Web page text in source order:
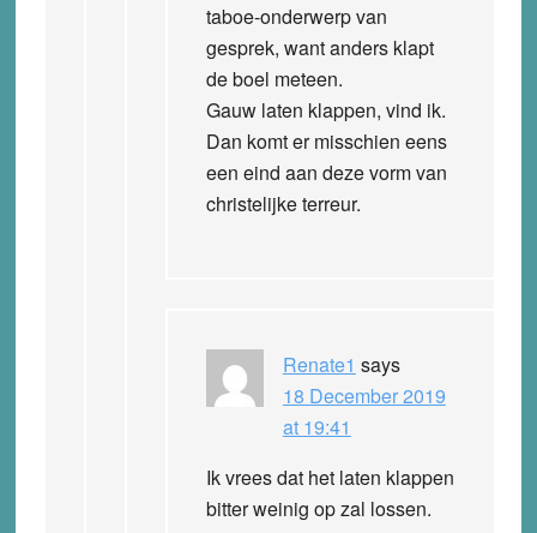
taboe-onderwerp van
gesprek, want anders klapt
de boel meteen.
Gauw laten klappen, vind ik.
Dan komt er misschien eens
een eind aan deze vorm van
christelijke terreur.
Renate1 says
18 December 2019
at 19:41
Ik vrees dat het laten klappen
bitter weinig op zal lossen.